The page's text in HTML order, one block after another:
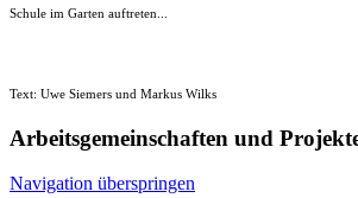
Schule im Garten auftreten...
Text: Uwe Siemers und Markus Wilks
Arbeitsgemeinschaften und
Navigation überspringen